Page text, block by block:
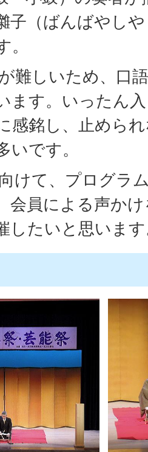
子（ばんばやし
難しいため、口
ます。いったん
感銘し、止めら
いです。
けて、プログラ
会員による声か
したいと思いま